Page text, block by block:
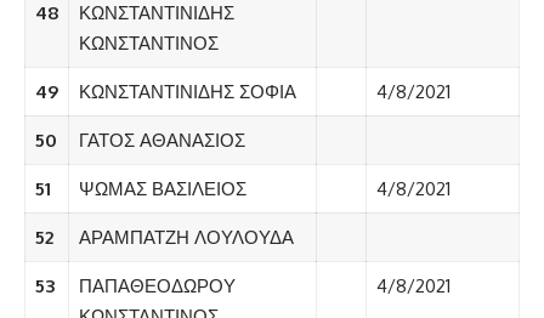
48
ΚΩΝΣΤΑΝΤΙΝΙΔΗΣ
ΚΩΝΣΤΑΝΤΙΝΟΣ
49 ΚΩΝΣΤΑΝΤΙΝΙΔΗΣ ΣΟΦΙΑ 4/8/2021
50 ΓΑΤΟΣ ΑΘΑΝΑΣΙΟΣ
51 ΨΩΜΑΣ ΒΑΣΙΛΕΙΟΣ 4/8/2021
52 ΑΡΑΜΠΑΤΖΗ ΛΟΥΛΟΥΔΑ
53
ΠΑΠΑΘΕΟΔΩΡΟΥ
4/8/2021